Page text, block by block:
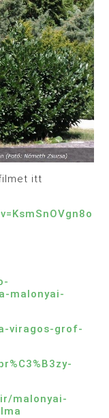
itt
malonyai-
viragos-grof-
malonyai-